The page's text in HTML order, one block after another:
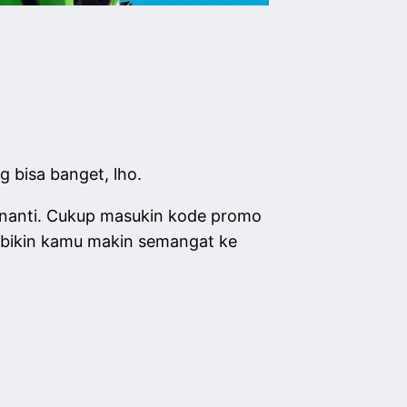
bisa banget, lho.
Cukup masukin kode promo
kamu makin semangat ke